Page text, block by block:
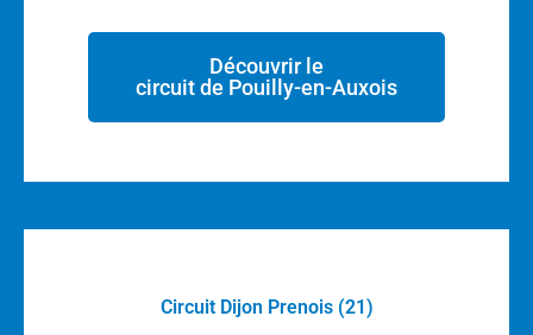
Découvrir le
circuit de Pouilly-en-Auxois
Circuit Dijon Prenois (21)